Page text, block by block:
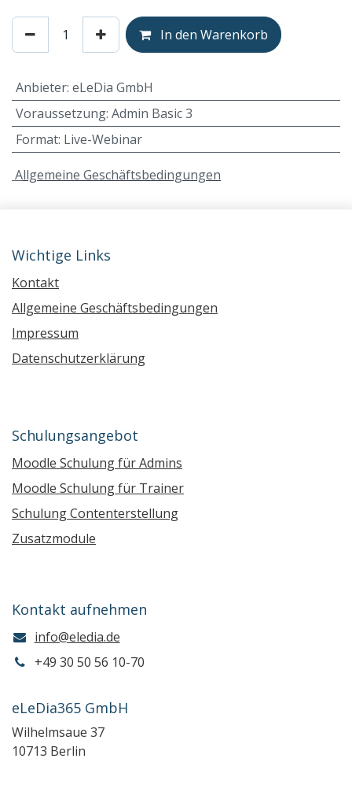
In den Warenkorb
Anbieter: eLeDia GmbH
Voraussetzung: Admin Basic 3
Format: Live-Webinar
Allgemeine Geschäftsbedingungen
Wichtige Links
Kontakt
Allgemeine Geschäftsbedingungen
Impressum
Datenschutzerklärung
Schulungsangebot
Moodle Schulung für Admins
Moodle Schulung für Trainer
Schulung Contenterstellung
Zusatzmodule
Kontakt aufnehmen
info@eledia.de
+49 30 50 56 10-70
eLeDia365 GmbH
Wilhelmsaue 37
10713 Berlin